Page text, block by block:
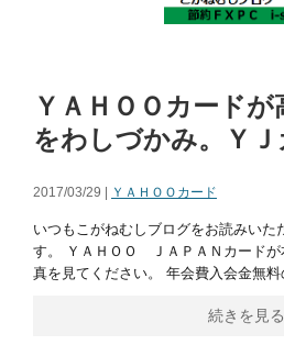
ＹＡＨＯＯカード
をわしづかみ。ＹＪ
2017/03/29 | ＹＡＨＯＯカード
いつもこがねむしブログをお読みいた
す。 ＹＡＨＯＯ ＪＡＰＡＮカードが
真を見てください。 年会費入会金無
続きを見る